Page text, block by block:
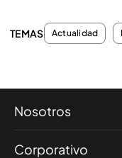
TEMAS Actualidad
Nosotros
Corporativo